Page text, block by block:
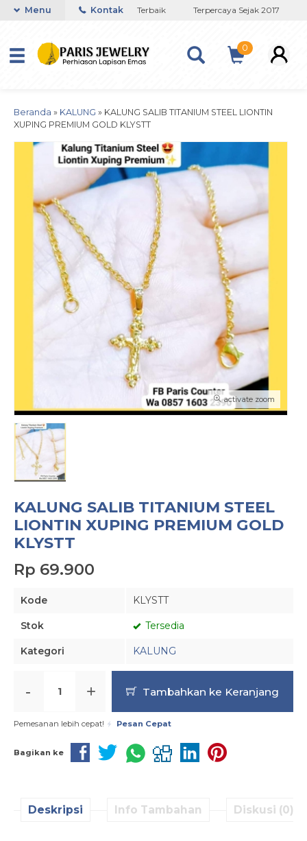
Toko Titanium Lapisan Emas Terbaik Terpercaya Sejak 2017
Menu Kontak
0
Beranda » KALUNG » KALUNG SALIB TITANIUM STEEL LIONTIN
XUPING PREMIUM GOLD KLYSTT
activate zoom
KALUNG SALIB TITANIUM STEEL
LIONTIN XUPING PREMIUM GOLD
KLYSTT
Rp 69.900
Kode KLYSTT
Stok Tersedia
Kategori KALUNG
- + Tambahkan ke Keranjang
Pemesanan lebih cepat! Pesan Cepat
Bagikan ke
Deskripsi Info Tambahan Diskusi (0)